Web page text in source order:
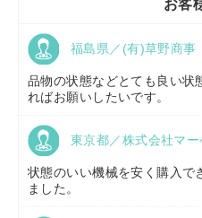
京都府／
福島県／(有)草野商事
お客
福島県／(有)草野商事
品物の状態などとても良い状
ればお願いしたいです。
東京都／株式会社マ
状態のいい機械を安く購入で
ました。